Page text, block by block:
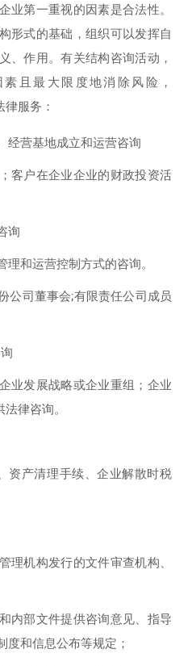
业第一重视的因素是合法性。
形式的基础，组织可以发挥自
、作用。有关结构咨询活动，
且最大限度地消除风险，
服务：
经营基地成立和运营咨询
客户在企业企业的财政投资活
询
和运营控制方式的咨询。
公司董事会;有限责任公司成员
业发展战略或企业重组；企业
律咨询。
资产清理手续、企业解散时税
理机构发行的文件审查机构、
内部文件提供咨询意见、指导
度和信息公布等规定；